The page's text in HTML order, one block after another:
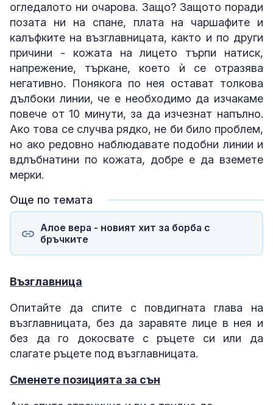
огледалото ни очарова. Защо? Защото поради
позата ни на спане, плата на чаршафите и
калъфките на възглавницата, както и по други
причини - кожата на лицето търпи натиск,
напрежение, търкане, което ѝ се отразява
негативно. Понякога по нея остават толкова
дълбоки линии, че е необходимо да изчакаме
повече от 10 минути, за да изчезнат напълно.
Ако това се случва рядко, не би било проблем,
но ако редовно наблюдавате подобни линии и
вдлъбнатини по кожата, добре е да вземете
мерки.
Още по темата
Алое вера - новият хит за борба с
бръчките
Възглавница
Опитайте да спите с повдигната глава на
възглавницата, без да заравяте лице в нея и
без да го докосвате с ръцете си или да
слагате ръцете под възглавницата.
Сменете позицията за сън